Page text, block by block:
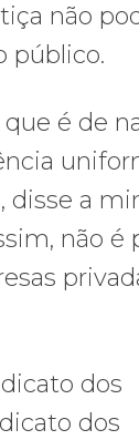
não
público.
é de
disse a
não é
dos
dos